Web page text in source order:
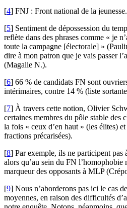
[4] FNJ : Front national de la jeunesse.
[5] Sentiment de dépossession du
reflète dans des phrases comme « je
toute la campagne [électorale] »
dire à mon patron que je vais passer
(Magalie N.).
[6] 66 % de candidats FN sont
intérimaires, contre 14 % (liste
[7] À travers cette notion, Olivier
certaines membres du pôle stable des
la fois « ceux d’en haut » (les élites)
fractions précarisées).
[8] Par exemple, ils ne participent
alors qu’au sein du FN l’homophobie
marqueur des opposants à MLP
[9] Nous n’aborderons pas ici le cas
moyennes, en raison des difficultés